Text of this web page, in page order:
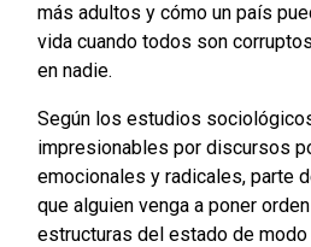
más adultos y cómo un país
vida cuando todos son
en nadie.
Según los estudios
impresionables por discursos
emocionales y radicales, parte
que alguien venga a poner
estructuras del estado de